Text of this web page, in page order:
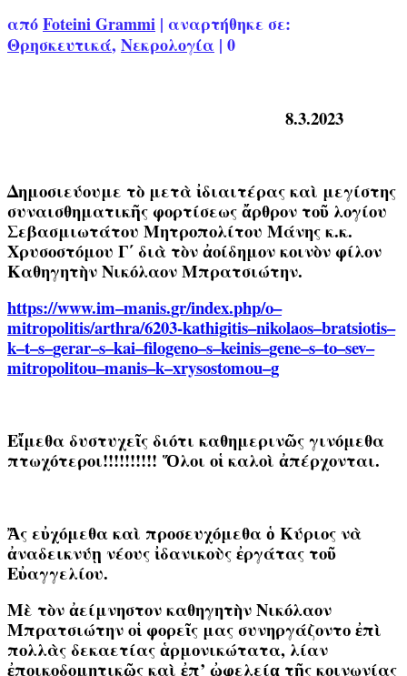
απόFoteini Grammi | αναρτήθηκε σε:
Θρησκευτικά, Νεκρολογία | 0
8.3.2023
Δημοσιεύουμε τὸ μετὰ ἰδιαιτέρας καὶ μεγίστης
συναισθηματικῆς φορτίσεως ἄρθρον τοῦ λογίου
Σεβασμιωτάτου Μητροπολίτου Μάνης κ.κ.
Χρυσοστόμου Γ΄ διὰ τὸν ἀοίδημον κοινὸν φίλον
Καθηγητὴν Νικόλαον Μπρατσιώτην.
https://www.im–manis.gr/index.php/o–
mitropolitis/arthra/6203-kathigitis–nikolaos–bratsiotis–
k–t–s–gerar–s–kai–filogeno–s–keinis–gene–s–to–sev–
mitropolitou–manis–k–xrysostomou–g
Εἴμεθα δυστυχεῖς διότι καθημερινῶς γινόμεθα
πτωχότεροι!!!!!!!!!! Ὅλοι οἱ καλοὶ ἀπέρχονται.
Ἄς εὐχόμεθα καὶ προσευχόμεθα ὁ Κύριος νὰ
ἀναδεικνύῃ νέους ἰδανικοὺς ἐργάτας τοῦ
Εὐαγγελίου.
Μὲ τὸν ἀείμνηστον καθηγητὴν Νικόλαον
Μπρατσιώτην οἱ φορεῖς μας συνηργάζοντο ἐπὶ
πολλὰς δεκαετίαςἁρμονικώτατα, λίαν
ἐποικοδομητικῶς καὶ ἐπ’ ὠφελείᾳ τῆς κοινωνίας